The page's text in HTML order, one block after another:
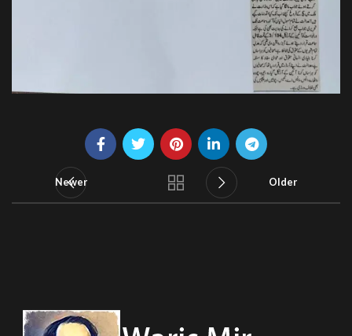
Newer Older